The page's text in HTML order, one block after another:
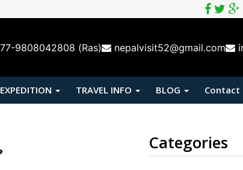
9808042808 (Ras) nepalvisit52@gmail.com
EXPEDITION TRAVEL INFO BLOG Contact
Categories